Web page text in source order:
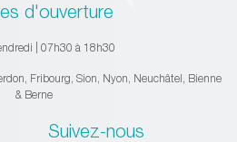
d'ouverture
| 07h30 à 18h30
Fribourg, Sion, Nyon, Neuchâtel, Bienne
& Berne
Suivez-nous